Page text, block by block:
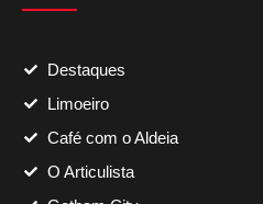
Destaques
Limoeiro
Café com o Aldeia
O Articulista